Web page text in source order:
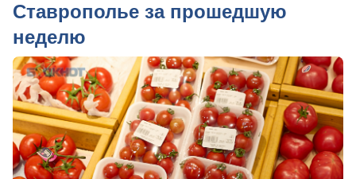
Ставрополье за прошедшую
неделю